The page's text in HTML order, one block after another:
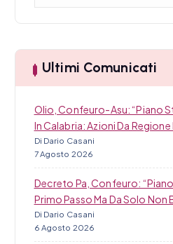
a
Ultimi Comunicati
Olio, Confeuro-Asu: “Piano
In Calabria: Azioni Da
Di Dario Casani
7 Agosto 2026
Decreto Pa, Confeuro:
Primo Passo Ma Da Solo Non
Di Dario Casani
6 Agosto 2026